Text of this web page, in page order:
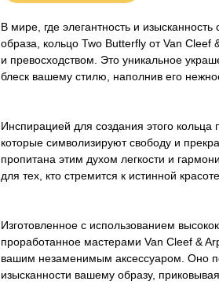
В мире, где элегантность и
образа, кольцо Two Butterfly от Van Cleef
и превосходством. Это уникальное
блеск вашему стилю, наполнив его
Инспирацией для создания этого кольца
которые символизируют свободу и
пропитана этим духом легкости и
для тех, кто стремится к истинной красоте.
Изготовленное с использованием
проработанное мастерами Van Cleef &
вашим незаменимым аксессуаром. Оно
изысканности вашему образу,